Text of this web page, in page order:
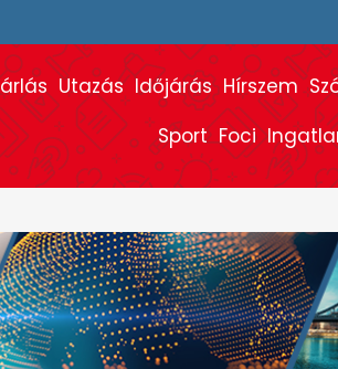
Utazás Időjárás Hírszem
Sport Foci